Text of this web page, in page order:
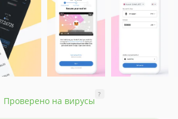
Проверено на вирусы
?